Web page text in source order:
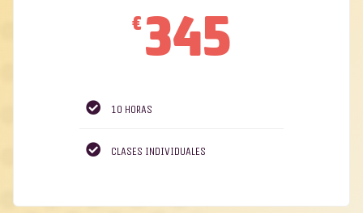
€ 345
10 HORAS
CLASES INDIVIDUALES